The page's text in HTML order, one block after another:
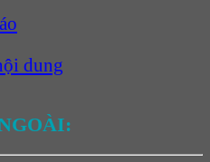
dung